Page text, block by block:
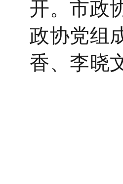
开。市政
政协党组
香、李晓